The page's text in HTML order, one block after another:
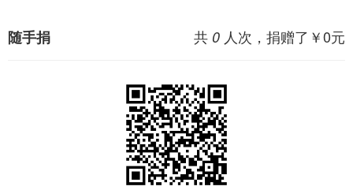
共 0 人次，捐赠了￥0元
随手捐